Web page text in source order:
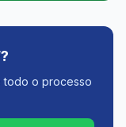
todo o processo